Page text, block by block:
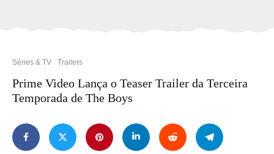
Séries & TV Trailers
Prime Video Lança o Teaser Trailer da Terceira
Temporada de The Boys